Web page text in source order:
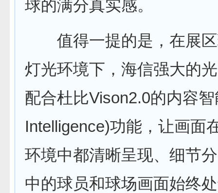
球的满分真实感。
值得一提的是，在展区
灯光环境下，海信强大的
配合杜比Vison2.0的内容
Intelligence)功能，让画面
环境中都清晰呈现、细节
中的球员和球场画面始终